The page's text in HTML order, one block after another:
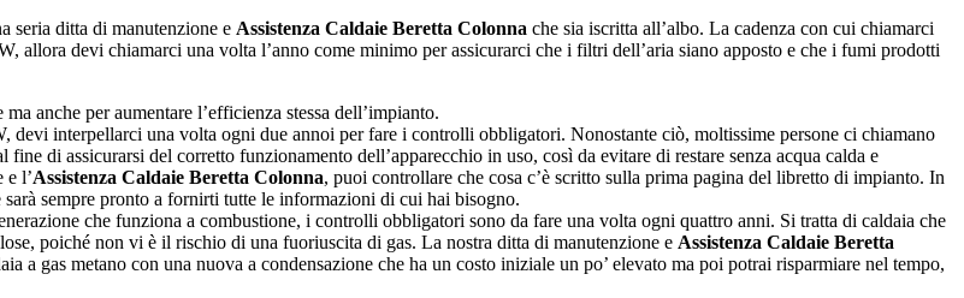
seria ditta di manutenzione e Assistenza Caldaie Beretta Colonna che sia iscritta all’albo. La cadenza con cui chiamarci
allora devi chiamarci una volta l’anno come minimo per assicurarci che i filtri dell’aria siano apposto e che i fumi prodotti
anche per aumentare l’efficienza stessa dell’impianto.
interpellarci una volta ogni due annoi per fare i controlli obbligatori. Nonostante ciò, moltissime persone ci chiamano
di assicurarsi del corretto funzionamento dell’apparecchio in uso, così da evitare di restare senza acqua calda e
e l’Assistenza Caldaie Beretta Colonna, puoi controllare che cosa c’è scritto sulla prima pagina del libretto di impianto. In
sempre pronto a fornirti tutte le informazioni di cui hai bisogno.
che funziona a combustione, i controlli obbligatori sono da fare una volta ogni quattro anni. Si tratta di caldaia che
poiché non vi è il rischio di una fuoriuscita di gas. La nostra ditta di manutenzione e Assistenza Caldaie Beretta
a gas metano con una nuova a condensazione che ha un costo iniziale un po’ elevato ma poi potrai risparmiare nel tempo,